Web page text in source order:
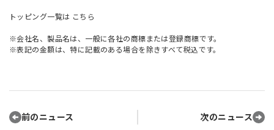
トッピング一覧は こちら
※会社名、製品名は、一般に各社の商標または登録商標です。
※表記の金額は、特に記載のある場合を除きすべて税込です。
前のニュース 次のニュース